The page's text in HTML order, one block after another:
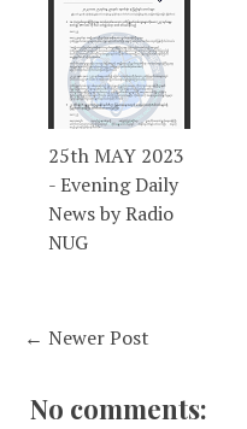
25th MAY 2023
- Evening Daily
News by Radio
NUG
← Newer Post
No comments: